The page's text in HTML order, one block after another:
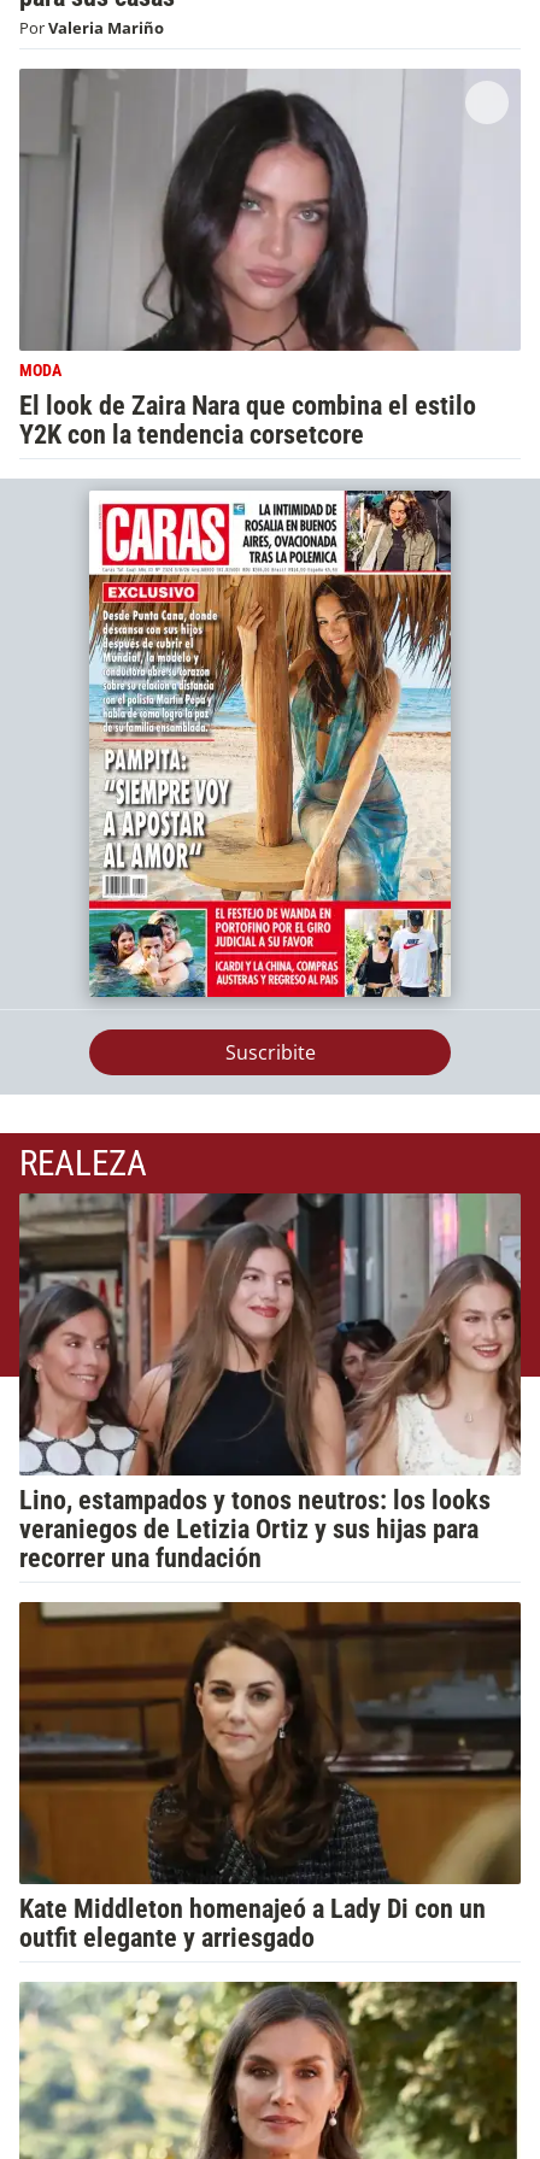
PorValeria Mariño
MODA
El look de Zaira Nara que combina el estilo
Y2K con la tendencia corsetcore
Suscribite
REALEZA
Lino, estampados y tonos neutros: los looks
veraniegos de Letizia Ortiz y sus hijas para
recorrer una fundación
Kate Middleton homenajeó a Lady Di con un
outfit elegante y arriesgado